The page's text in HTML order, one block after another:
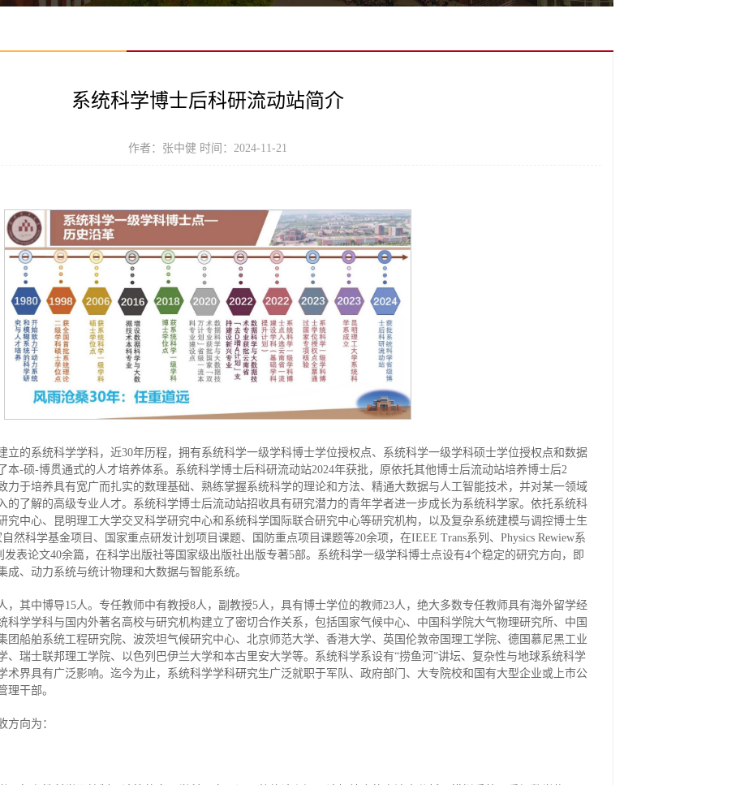
系统科学博士后科研流动站简介
作者：张中健 时间：2024-11-21
立的系统科学学科，近30年历程，拥有系统科学一级学科博士学位授权点、系统科学一级学科硕士学位授权点和数据
本-硕-博贯通式的人才培养体系。系统科学博士后科研流动站2024年获批，原依托其他博士后流动站培养博士后2
力于培养具有宽广而扎实的数理基础、熟练掌握系统科学的理论和方法、精通大数据与人工智能技术，并对某一领域
的了解的高级专业人才。系统科学博士后流动站招收具有研究潜力的青年学者进一步成长为系统科学家。依托系统科
究中心、昆明理工大学交叉科学研究中心和系统科学国际联合研究中心等研究机构，以及复杂系统建模与调控博士生
然科学基金项目、国家重点研发计划项目课题、国防重点项目课题等20余项，在IEEE Trans系列、Physics Rewiew系
发表论文40余篇，在科学出版社等国家级出版社出版专著5部。系统科学一级学科博士点设有4个稳定的研究方向，即
、动力系统与统计物理和大数据与智能系统。
，其中博导15人。专任教师中有教授8人，副教授5人，具有博士学位的教师23人，绝大多数专任教师具有海外留学经
科学学科与国内外著名高校与研究机构建立了密切合作关系，包括国家气候中心、中国科学院大气物理研究所、中国
团船舶系统工程研究院、波茨坦气候研究中心、北京师范大学、香港大学、英国伦敦帝国理工学院、德国慕尼黑工业
、瑞士联邦理工学院、以色列巴伊兰大学和本古里安大学等。系统科学系设有“捞鱼河”讲坛、复杂性与地球系统科学
术界具有广泛影响。迄今为止，系统科学学科研究生广泛就职于军队、政府部门、大专院校和国有大型企业或上市公
理干部。
方向为：